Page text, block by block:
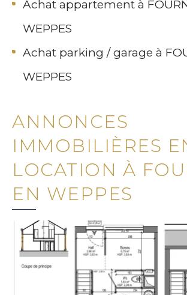
Achat appartement à
WEPPES
Achat parking / garage à
WEPPES
ANNONCES
IMMOBILIÈRES
LOCATION À
EN WEPPES